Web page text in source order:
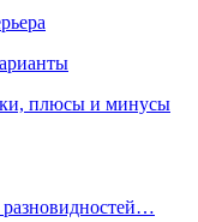
плюсы и минусы
разновидностей…